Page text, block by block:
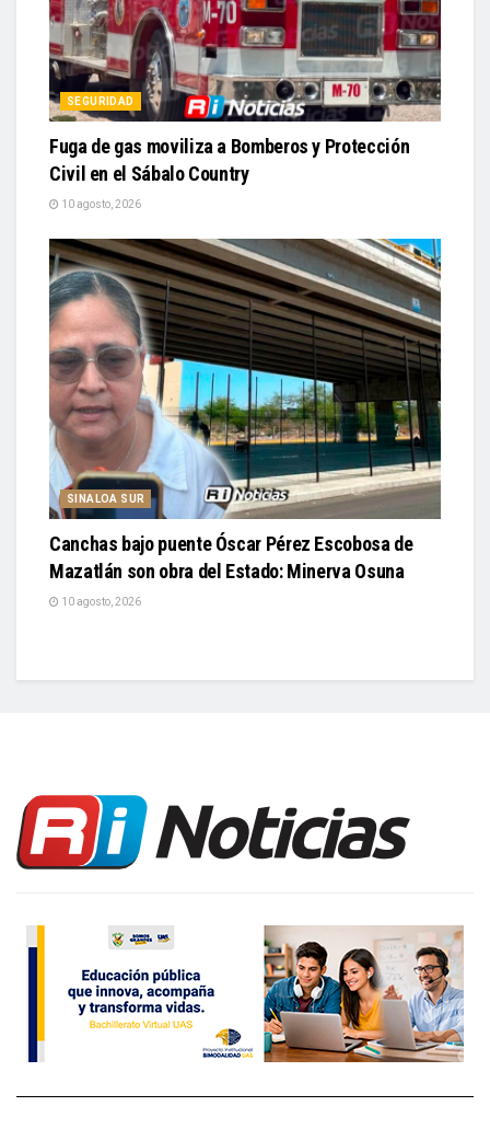
SEGURIDAD
Fuga de gas moviliza a Bomberos y Protección
Civil en el Sábalo Country
10 agosto, 2026
SINALOA SUR
Canchas bajo puente Óscar Pérez Escobosa de
Mazatlán son obra del Estado: Minerva Osuna
10 agosto, 2026